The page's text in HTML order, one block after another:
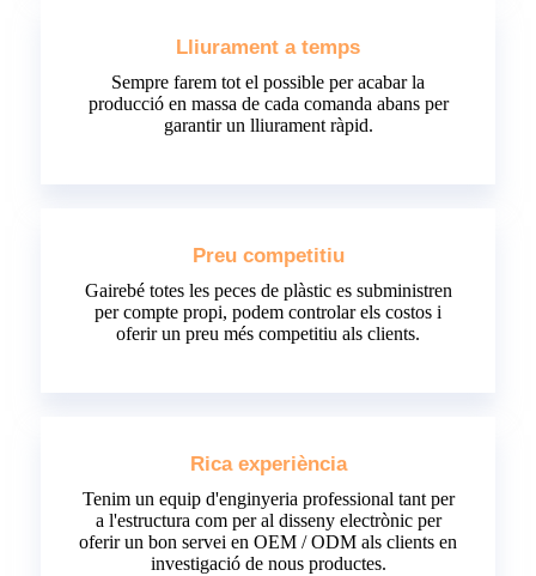
Lliurament a temps
Sempre farem tot el possible per acabar la
producció en massa de cada comanda abans per
garantir un lliurament ràpid.
Preu competitiu
Gairebé totes les peces de plàstic es subministren
per compte propi, podem controlar els costos i
oferir un preu més competitiu als clients.
Rica experiència
Tenim un equip d'enginyeria professional tant per
a l'estructura com per al disseny electrònic per
oferir un bon servei en OEM / ODM als clients en
investigació de nous productes.